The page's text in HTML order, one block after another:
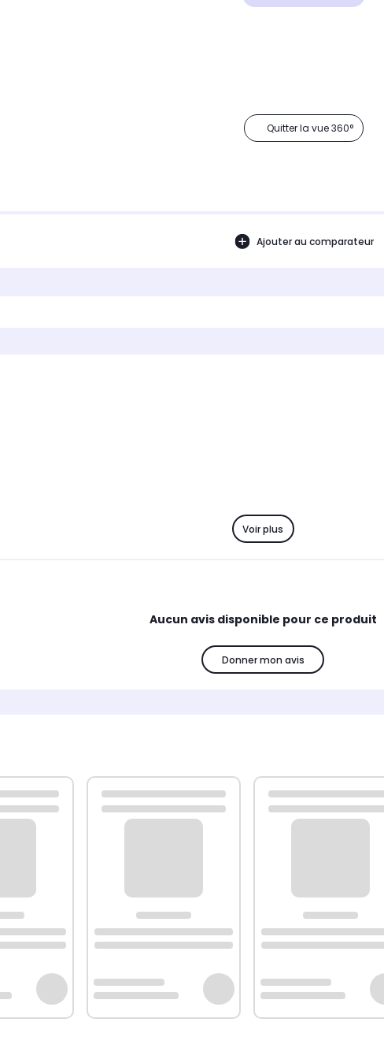
Quitter la vue 360°
Ajouter au comparateur
Voir plus
Aucun avis disponible pour ce produit
Donner mon avis